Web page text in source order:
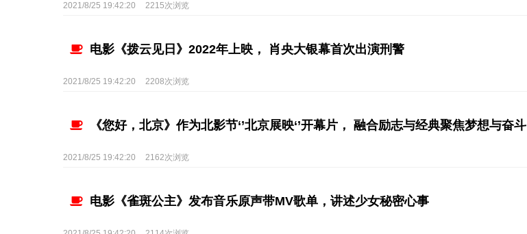
2021/8/25 19:42:20 2215次浏览
电影《拨云见日》2022年上映， 肖央大银幕首次出演刑警
2021/8/25 19:42:20 2208次浏览
《您好，北京》作为北影节‘’北京展映‘’开幕片， 融合励志与经典聚焦梦想与奋斗
2021/8/25 19:42:20 2162次浏览
电影《雀斑公主》发布音乐原声带MV歌单，讲述少女秘密心事